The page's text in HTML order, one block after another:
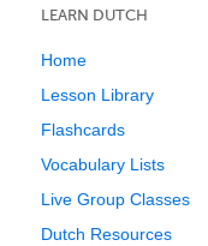
LEARN DUTCH
Home
Lesson Library
Flashcards
Vocabulary Lists
Live Group Classes
Dutch Resources